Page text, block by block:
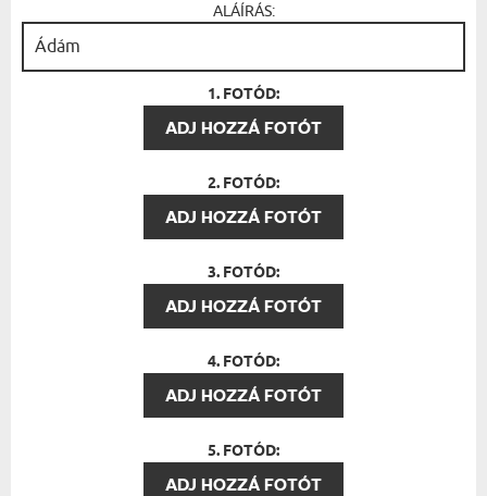
ALÁÍRÁS:
1. FOTÓD:
ADJ HOZZÁ FOTÓT
2. FOTÓD:
ADJ HOZZÁ FOTÓT
3. FOTÓD:
ADJ HOZZÁ FOTÓT
4. FOTÓD:
ADJ HOZZÁ FOTÓT
5. FOTÓD:
ADJ HOZZÁ FOTÓT